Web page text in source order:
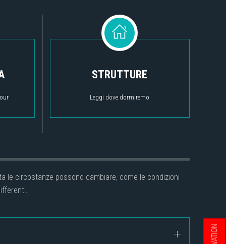
STRUTTURE
Leggi dove dormiremo
le circostanze possono cambiare, come le condizioni